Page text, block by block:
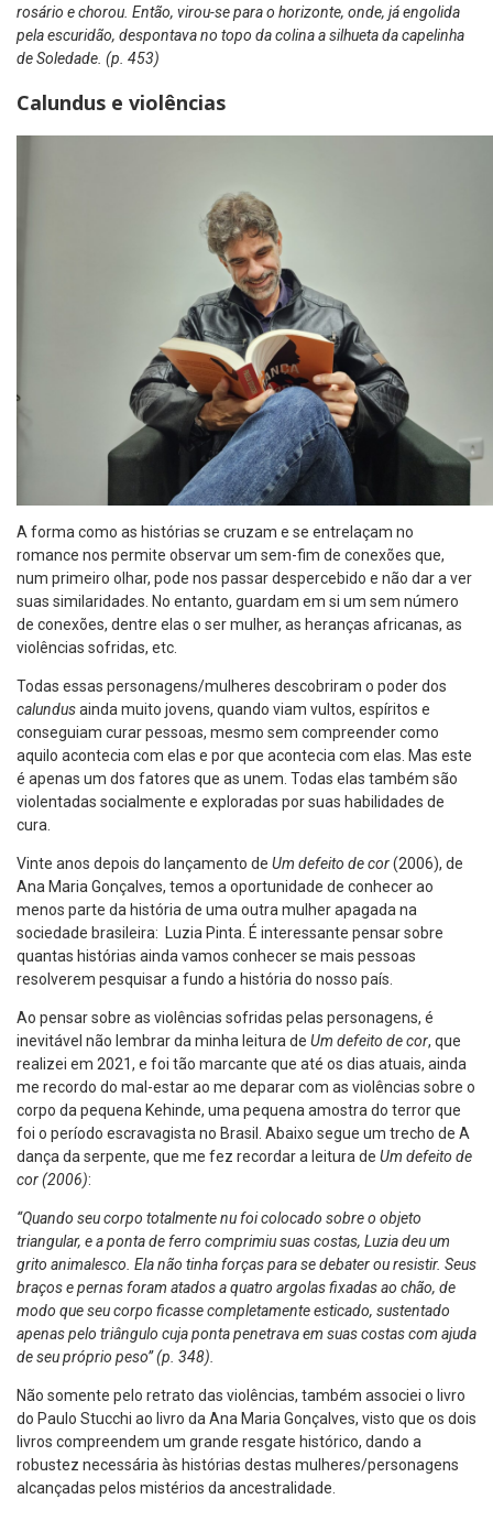
rosário e chorou. Então, virou-se para o horizonte, onde, já engolida
pela escuridão, despontava no topo da colina a silhueta da capelinha
de Soledade. (p. 453)
Calundus e violências
A forma como as histórias se cruzam e se entrelaçam no
romance nos permite observar um sem-fim de conexões que,
num primeiro olhar, pode nos passar despercebido e não dar a ver
suas similaridades. No entanto, guardam em si um sem número
de conexões, dentre elas o ser mulher, as heranças africanas, as
violências sofridas, etc.
Todas essas personagens/mulheres descobriram o poder dos
calundusainda muito jovens, quando viam vultos, espíritos e
conseguiam curar pessoas, mesmo sem compreender como
aquilo acontecia com elas e por que acontecia com elas. Mas este
é apenas um dos fatores que as unem. Todas elas também são
violentadas socialmente e exploradas por suas habilidades de
cura.
Vinte anos depois do lançamento de Um defeito de cor(2006), de
Ana Maria Gonçalves, temos a oportunidade de conhecer ao
menos parte da história de uma outra mulher apagada na
sociedade brasileira: Luzia Pinta. É interessante pensar sobre
quantas histórias ainda vamos conhecer se mais pessoas
resolverem pesquisar a fundo a história do nosso país.
Ao pensar sobre as violências sofridas pelas personagens, é
inevitável não lembrar da minha leitura de Um defeito de cor, que
realizei em 2021, e foi tão marcante que até os dias atuais, ainda
me recordo do mal-estar ao me deparar com as violências sobre o
corpo da pequena Kehinde, uma pequena amostra do terror que
foi o período escravagista no Brasil. Abaixo segue um trecho de A
dança da serpente, que me fez recordar a leitura de Um defeito de
cor (2006):
“Quando seu corpo totalmente nu foi colocado sobre o objeto
triangular, e a ponta de ferro comprimiu suas costas, Luzia deu um
grito animalesco. Ela não tinha forças para se debater ou resistir. Seus
braços e pernas foram atados a quatro argolas fixadas ao chão, de
modo que seu corpo ficasse completamente esticado, sustentado
apenas pelo triângulo cuja ponta penetrava em suas costas com ajuda
de seu próprio peso” (p. 348).
Não somente pelo retrato das violências, também associei o livro
do Paulo Stucchi ao livro da Ana Maria Gonçalves, visto que os dois
livros compreendem um grande resgate histórico, dando a
robustez necessária às histórias destas mulheres/personagens
alcançadas pelos mistérios da ancestralidade.